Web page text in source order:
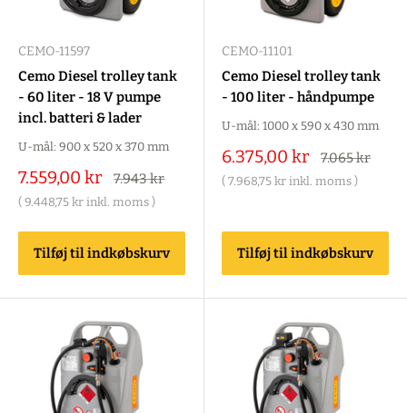
CEMO-11597
Cemo Diesel trolley tank
- 60 liter - 18 V pumpe
incl. batteri & lader
U-mål: 900 x 520 x 370 mm
Salgspris
7.559,00 kr
Alm.
7.943 kr
( 9.448,75 kr inkl. moms )
Tilføj til indkøbskurv
CEMO-11101
Cemo Diesel trolley tank
- 100 liter - håndpumpe
U-mål: 1000 x 590 x 430 mm
Salgspris
6.375,00 kr
Alm.
7.065 kr
( 7.968,75 kr inkl. moms )
Tilføj til indkøbskurv